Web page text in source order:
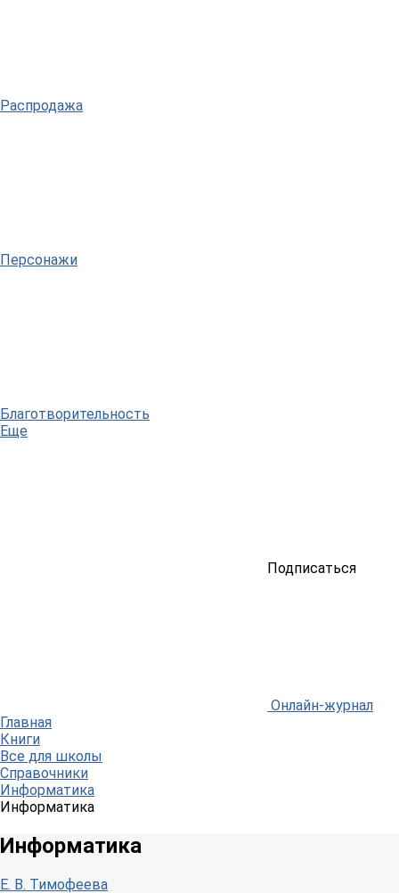
Распродажа
Персонажи
Благотворительность
Еще
Подписаться
Онлайн-журнал
Главная
Книги
Все для школы
Справочники
Информатика
Информатика
Информатика
Е. В. Тимофеева